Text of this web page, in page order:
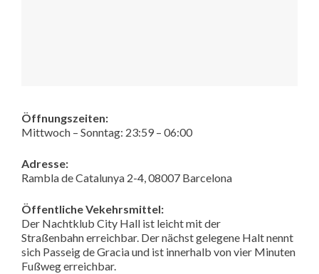
Öffnungszeiten:
Mittwoch – Sonntag: 23:59 – 06:00
Adresse:
Rambla de Catalunya 2-4, 08007 Barcelona
Öffentliche Vekehrsmittel:
Der Nachtklub City Hall ist leicht mit der
Straßenbahn erreichbar. Der nächst gelegene Halt nennt
sich Passeig de Gracia und ist innerhalb von vier Minuten
Fußweg erreichbar.